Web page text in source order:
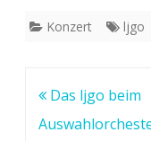
Konzert ljgo
Das ljgo beim